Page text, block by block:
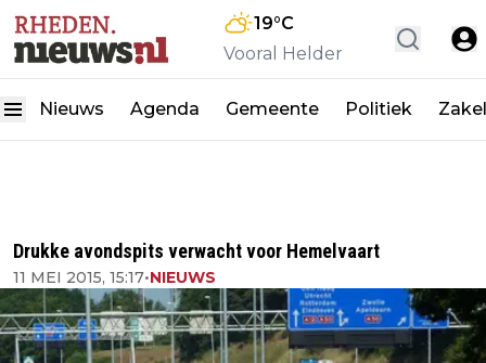
19°C
Vooral Helder
Nieuws Agenda Gemeente Politiek
Drukke avondspits verwacht voor Hemelvaart
11 MEI 2015, 15:17•NIEUWS